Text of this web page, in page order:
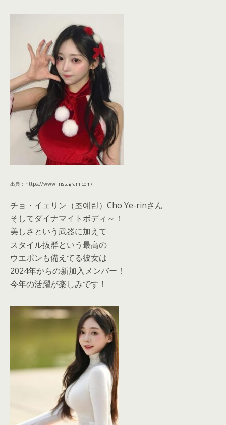
出典：https://www.instagram.com/
チョ・イェリン（조예린）Cho Ye-rinさん
そしてダイナマイトボディ～！
美しさという武器に加えて
スタイル抜群という最高の
ウエポンも備えてる彼女は
2024年からの新加入メンバー！
今年の活躍が楽しみです！